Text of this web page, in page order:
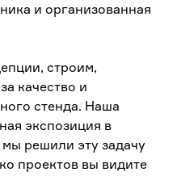
и организованная
строим,
качество и
стенда. Наша
экспозиция в
решили эту задачу
проектов вы видите